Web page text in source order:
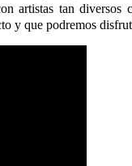
artistas tan
y que podremos